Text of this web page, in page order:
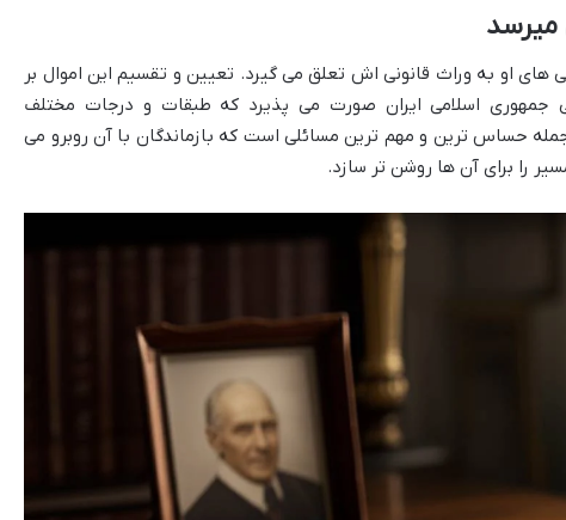
میرسد
های او به وراث قانونی اش تعلق می گیرد. تعیین و تقسیم این اموال بر
جمهوری اسلامی ایران صورت می پذیرد که طبقات و درجات مختلف
حساس ترین و مهم ترین مسائلی است که بازماندگان با آن روبرو می
را برای آن ها روشن تر سازد.